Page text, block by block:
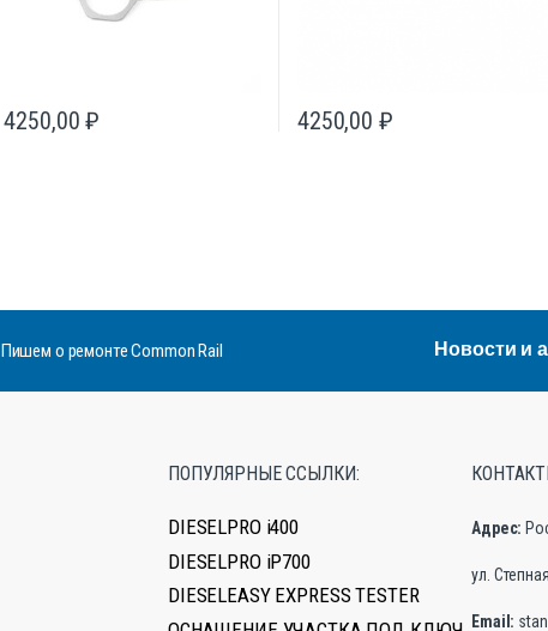
4250,00₽ 4250,00 ₽
Пишем о ремонте Common Rail Новости и
ПОПУЛЯРНЫЕ ССЫЛКИ:
DIESELPRO i400
DIESELPRO iP700
DIESELEASY EXPRESS TESTER
Адрес:
ул.
Email: